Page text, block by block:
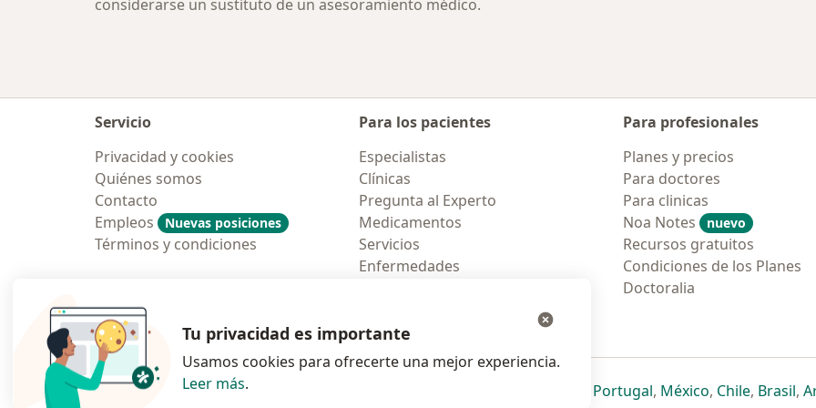
considerarse un sustituto de un asesoramiento médico.
Servicio
Privacidad y cookies
Quiénes somos
Contacto
Empleos
Nuevas posiciones
Términos y condiciones
Para los pacientes
Especialistas
Clínicas
Pregunta al Experto
Medicamentos
Servicios
Enfermedades
Para profesionales
Planes y precios
Para doctores
Para clinicas
Noa Notes
nuevo
Recursos gratuitos
Condiciones de los Planes
Doctoralia
Polska se abre en una nueva pestaña
se abre en una nueva pestaña
se abre en una nueva pestaña
se abre en una nueva pestaña
Portugalse abre en una nueva
, Méxicose abre en una
, Chilese abre
, Brasilse
,
Tu privacidad es importante
Usamos cookies para ofrecerte una mejor experiencia.
Leer más.